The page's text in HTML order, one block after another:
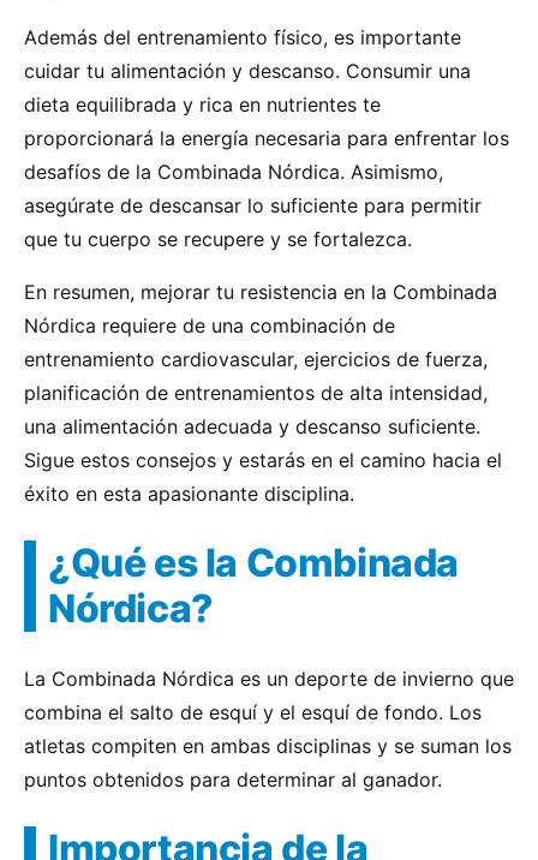
Además del entrenamiento físico, es importante
cuidar tu alimentación y descanso. Consumir una
dieta equilibrada y rica en nutrientes te
proporcionará la energía necesaria para enfrentar los
desafíos de la Combinada Nórdica. Asimismo,
asegúrate de descansar lo suficiente para permitir
que tu cuerpo se recupere y se fortalezca.
En resumen, mejorar tu resistencia en la Combinada
Nórdica requiere de una combinación de
entrenamiento cardiovascular, ejercicios de fuerza,
planificación de entrenamientos de alta intensidad,
una alimentación adecuada y descanso suficiente.
Sigue estos consejos y estarás en el camino hacia el
éxito en esta apasionante disciplina.
¿Qué es la Combinada
Nórdica?
La Combinada Nórdica es un deporte de invierno que
combina el salto de esquí y el esquí de fondo. Los
atletas compiten en ambas disciplinas y se suman los
puntos obtenidos para determinar al ganador.
Importancia de la